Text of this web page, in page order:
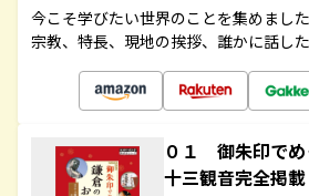
今こそ学びたい世界のことを集めまし
宗教、特長、現地の挨拶、誰かに話し
０１ 御朱印で
十三観音完全掲